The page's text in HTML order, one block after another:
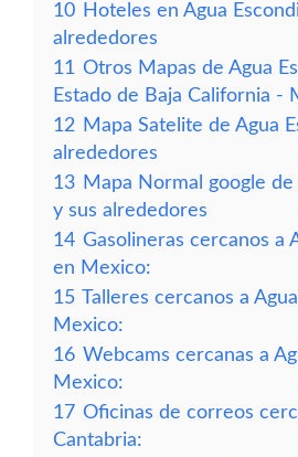
10 Hoteles en Agua
alrededores
11 Otros Mapas de Agua
Estado de Baja California -
12 Mapa Satelite de Agua
alrededores
13 Mapa Normal google de
y sus alrededores
14 Gasolineras cercanos a
en Mexico:
15 Talleres cercanos a
Mexico:
16 Webcams cercanas a
Mexico:
17 Oficinas de correos
Cantabria: